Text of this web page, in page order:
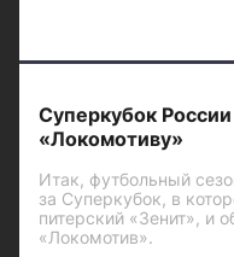
Суперкубок
«Локомотиву»
Итак, футбольный
за Суперкубок, в
питерский «Зенит», и
«Локомотив».